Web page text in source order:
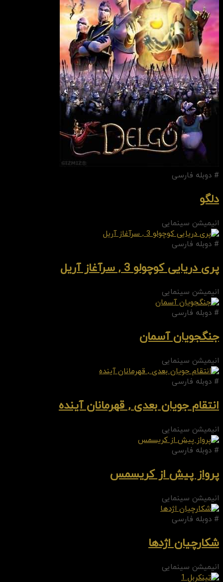
# دوبله فارسی
دلگو
انیمیشن سینمایی
# دوبله فارسی
پری دریایی کوچولو 3 , سرآغاز آریل
انیمیشن سینمایی
# دوبله فارسی
جنگجویان آسمان
انیمیشن سینمایی
# دوبله فارسی
انتقام جویان بعدی , قهرمانان آینده
انیمیشن سینمایی
# دوبله فارسی
پرواز پیش از کریسمس
انیمیشن سینمایی
# دوبله فارسی
شکارچیان اژدها
انیمیشن سینمایی